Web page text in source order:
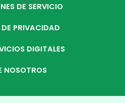
DE SERVICIO
PRIVACIDAD
DIGITALES
NOSOTROS